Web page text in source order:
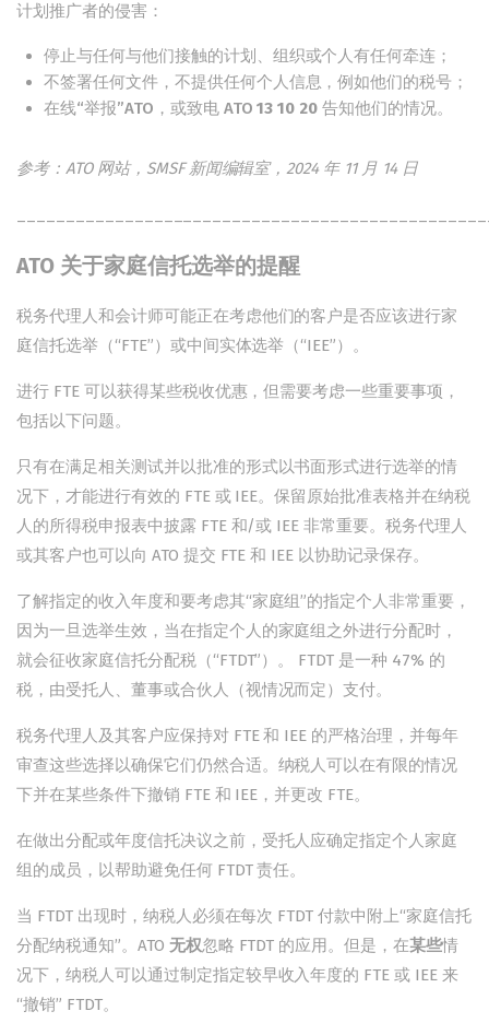
计划推广者的侵害：
停止与任何与他们接触的计划、组织或个人有任何牵连；
不签署任何文件，不提供任何个人信息，例如他们的税号；
在线“举报”ATO，或致电 ATO13 10 20 告知他们的情况。
参考：ATO 网站，SMSF新闻编辑室，2024 年 11 月 14 日
ATO 关于家庭信托选举的提醒
税务代理人和会计师可能正在考虑他们的客户是否应该进行家
庭信托选举（“FTE”）或中间实体选举（“IEE”）。
进行 FTE 可以获得某些税收优惠，但需要考虑一些重要事项，
包括以下问题。
只有在满足相关测试并以批准的形式以书面形式进行选举的情
况下，才能进行有效的 FTE 或 IEE。保留原始批准表格并在纳税
人的所得税申报表中披露 FTE 和/或 IEE 非常重要。税务代理人
或其客户也可以向 ATO 提交 FTE 和 IEE 以协助记录保存。
了解指定的收入年度和要考虑其“家庭组”的指定个人非常重要，
因为一旦选举生效，当在指定个人的家庭组之外进行分配时，
就会征收家庭信托分配税（“FTDT”）。 FTDT 是一种 47% 的
税，由受托人、董事或合伙人（视情况而定）支付。
税务代理人及其客户应保持对 FTE 和 IEE 的严格治理，并每年
审查这些选择以确保它们仍然合适。纳税人可以在有限的情况
下并在某些条件下撤销 FTE 和 IEE，并更改 FTE。
在做出分配或年度信托决议之前，受托人应确定指定个人家庭
组的成员，以帮助避免任何 FTDT 责任。
当 FTDT 出现时，纳税人必须在每次 FTDT 付款中附上“家庭信托
分配纳税通知”。ATO 无权忽略 FTDT 的应用。但是，在某些情
况下，纳税人可以通过制定指定较早收入年度的 FTE 或 IEE 来
“撤销” FTDT。